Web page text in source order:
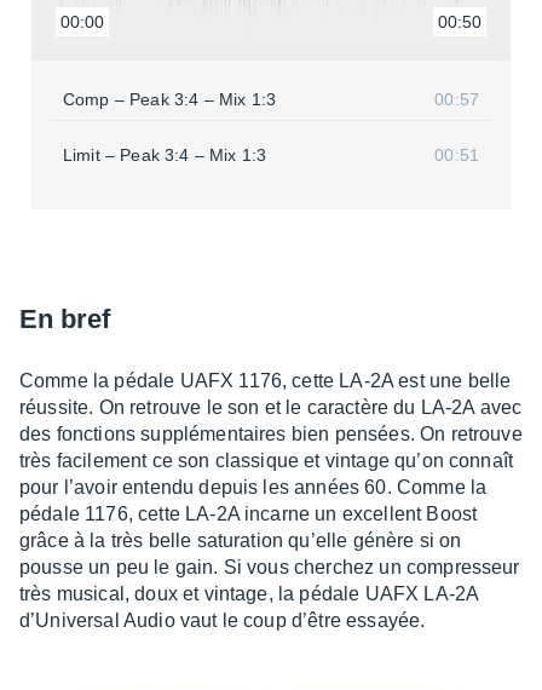
00:00 00:50
Comp – Peak 3:4 – Mix 1:3 00:57
Limit – Peak 3:4 – Mix 1:3 00:51
En bref
Comme la pédale UAFX 1176, cette LA-2A est une belle
réus­site. On retrouve le son et le carac­tère du LA-2A avec
des fonc­tions supplé­men­taires bien pensées. On retrouve
très faci­le­ment ce son clas­sique et vintage qu’on connaît
pour l’avoir entendu depuis les années 60. Comme la
pédale 1176, cette LA-2A incarne un excellent Boost
grâce à la très belle satu­ra­tion qu’elle génère si on
pousse un peu le gain. Si vous cher­chez un compres­seur
très musi­cal, doux et vintage, la pédale UAFX LA-2A
d’Uni­ver­sal Audio vaut le coup d’être essayée.